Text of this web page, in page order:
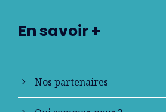
En savoir +
Nos partenaires